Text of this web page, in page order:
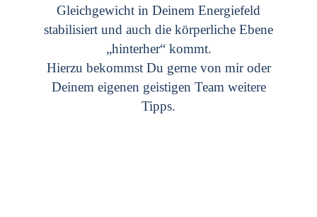
Gleichgewicht in Deinem Energiefeld
stabilisiert und auch die körperliche Ebene
„hinterher“ kommt.
Hierzu bekommst Du gerne von mir oder
Deinem eigenen geistigen Team weitere
Tipps.